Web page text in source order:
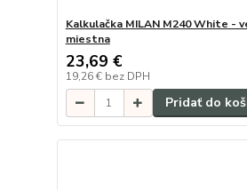
Kalkulačka MILAN M240 White -
miestna
23,69 €
19,26 € bez DPH
Pridať do